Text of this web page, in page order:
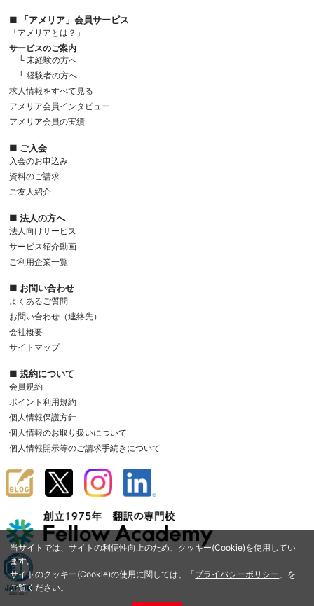
当サイトでは、サイトの利便性向上のため、クッキー(Cookie)を使用してい
ます。
サイトのクッキー(Cookie)の使用に関しては、「プライバシーポリシー 」を
ご覧ください。
■ 「アメリア」会員サービス
「アメリアとは？」
サービスのご案内
└ 未経験の方へ
└ 経験者の方へ
求人情報をすべて見る
アメリア会員インタビュー
アメリア会員の実績
■ ご入会
入会のお申込み
資料のご請求
ご友人紹介
■ 法人の方へ
法人向けサービス
サービス紹介動画
ご利用企業一覧
■ お問い合わせ
よくあるご質問
お問い合わせ（連絡先）
会社概要
サイトマップ
■ 規約について
会員規約
ポイント利用規約
個人情報保護方針
個人情報のお取り扱いについて
個人情報開示等のご請求手続きについて